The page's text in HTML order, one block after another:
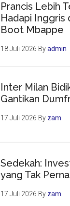
Prancis Lebih
Hadapi Inggris
Boot Mbappe
18 Juli 2026 Byadmin
Inter Milan
Gantikan
17 Juli 2026 By zam
Sedekah:
yang Tak
17 Juli 2026 By zam